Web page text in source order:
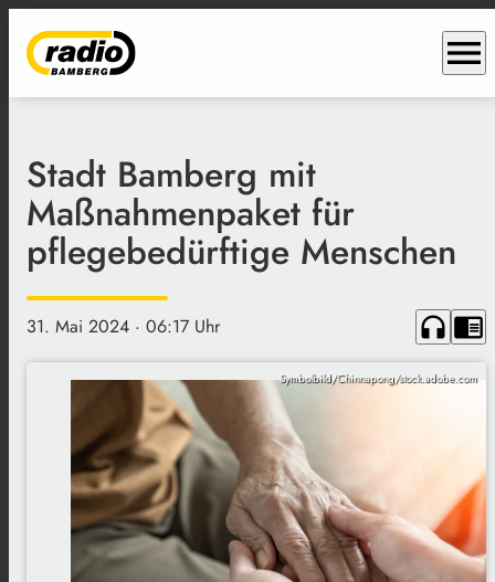
menu
Stadt Bamberg mit
Maßnahmenpaket für
pflegebedürftige Menschen
31. Mai 2024 · 06:17 Uhr headphones chrome_reader_mode
Symbolbild/Chinnapong/stock.adobe.com